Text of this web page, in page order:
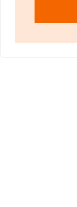
Longitudinal
En relación